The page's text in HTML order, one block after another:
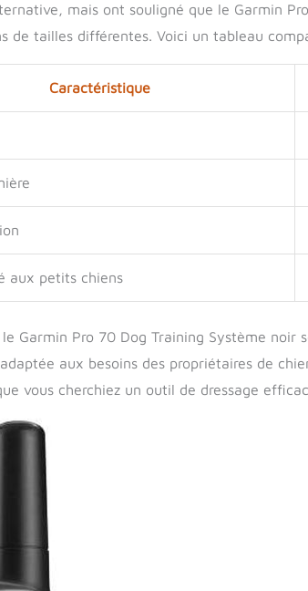
mais ont souligné que le Garmin
de tailles différentes. Voici un tableau
Caractéristique
aux petits chiens
Garmin Pro 70 Dog Training Système noir
aux besoins des propriétaires de
vous cherchiez un outil de dressage